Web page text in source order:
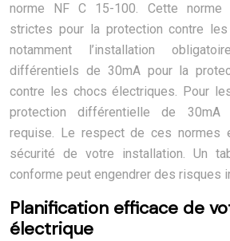
norme NF C 15-100. Cette
strictes pour la protection contre
notamment l’installation
différentiels de 30mA pour la
contre les chocs électriques. Pour
protection différentielle de 30mA
requise. Le respect de ces normes
sécurité de votre installation. Un
conforme peut engendrer des risques
Planification efficace de
électrique